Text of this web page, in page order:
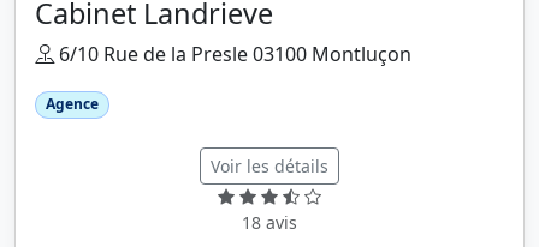
Cabinet Landrieve
6/10 Rue de la Presle 03100 Montluçon
Agence
Voir les détails
18 avis